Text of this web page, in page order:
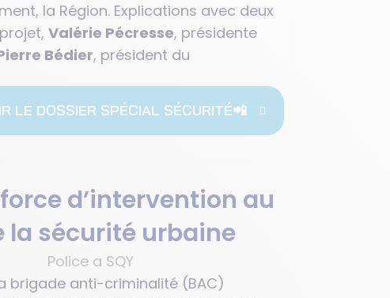
la Région. Explications avec deux
Valérie Pécresse, présidente
Bédier, président du
LE DOSSIER SPÉCIAL SÉCURITÉ📲
force d’intervention au
la sécurité urbaine
brigade anti-criminalité (BAC)